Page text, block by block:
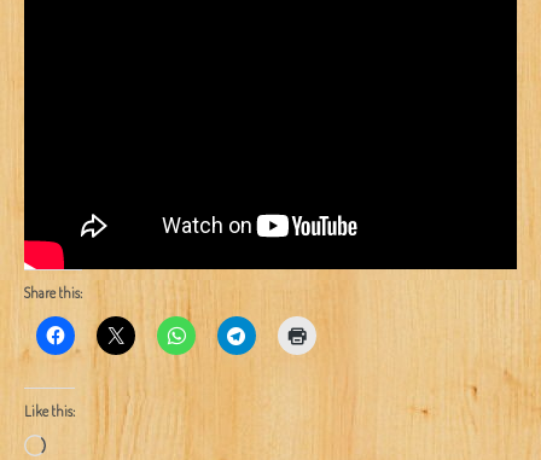
Share this:
Like this:
Loading…